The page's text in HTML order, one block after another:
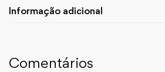
Informação adicional
Comentários